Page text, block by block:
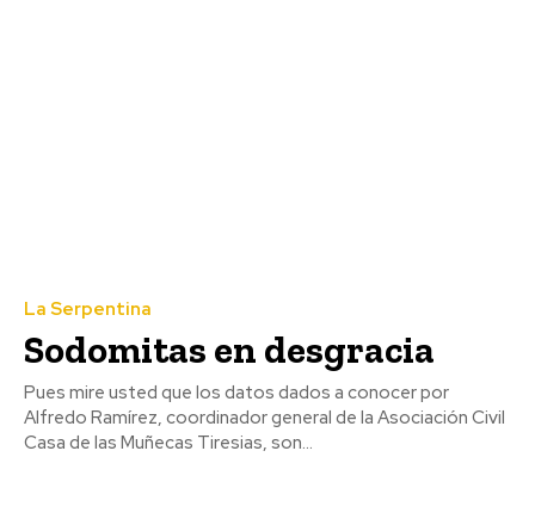
La Serpentina
Sodomitas en desgracia
Pues mire usted que los datos dados a conocer por
Alfredo Ramírez, coordinador general de la Asociación Civil
Casa de las Muñecas Tiresias, son...